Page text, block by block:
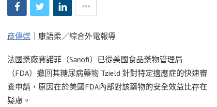
商傳媒 ｜康語柔／綜合外電報導
法國藥廠賽諾菲（Sanofi）已從美國食品藥物管理局
（FDA）撤回其糖尿病藥物 Tzield 針對特定適應症的快速審
查申請，原因在於美國FDA內部對該藥物的安全效益比存在
疑慮。